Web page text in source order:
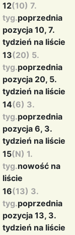
12(10) 7.
tyg.poprzednia
pozycja 10, 7.
tydzień na liście
13(20) 5.
tyg.poprzednia
pozycja 20, 5.
tydzień na liście
14(6) 3.
tyg.poprzednia
pozycja 6, 3.
tydzień na liście
15(N) 1.
tyg.nowość na
liście
16(13) 3.
tyg.poprzednia
pozycja 13, 3.
tydzień na liście